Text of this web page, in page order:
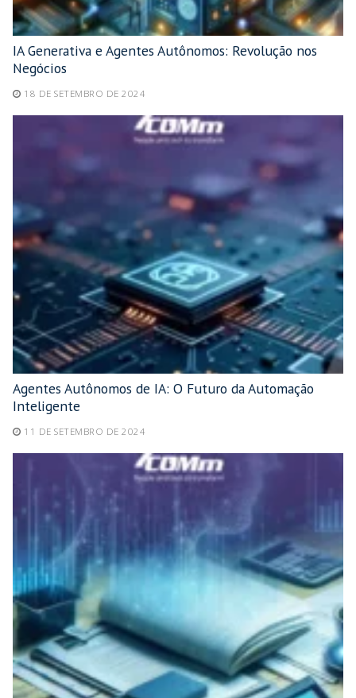
IA Generativa e Agentes Autônomos: Revolução nos
Negócios
18 DE SETEMBRO DE 2024
Agentes Autônomos de IA: O Futuro da Automação
Inteligente
11 DE SETEMBRO DE 2024